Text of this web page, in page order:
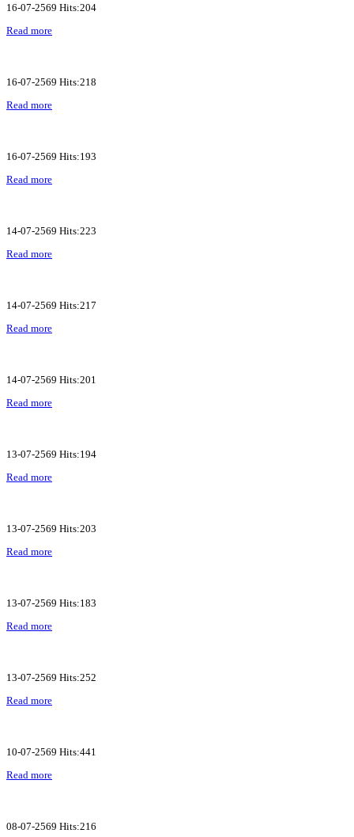
16-07-2569 Hits:204
Read more
16-07-2569 Hits:218
Read more
16-07-2569 Hits:193
Read more
14-07-2569 Hits:223
Read more
14-07-2569 Hits:217
Read more
14-07-2569 Hits:201
Read more
13-07-2569 Hits:194
Read more
13-07-2569 Hits:203
Read more
13-07-2569 Hits:183
Read more
13-07-2569 Hits:252
Read more
10-07-2569 Hits:441
Read more
08-07-2569 Hits:216